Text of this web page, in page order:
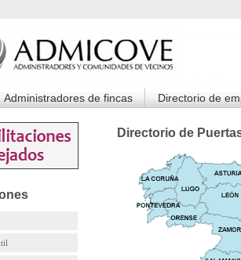
Administradores de fincas Directorio de
Directorio de